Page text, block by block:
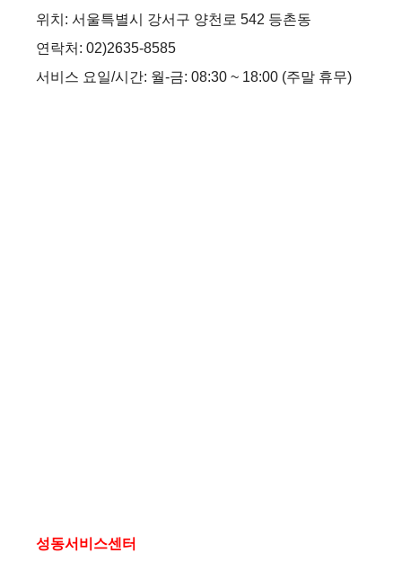
위치: 서울특별시 강서구 양천로 542 등촌동
연락처: 02)2635-8585
서비스 요일/시간: 월-금: 08:30 ~ 18:00 (주말 휴무)
성동서비스센터